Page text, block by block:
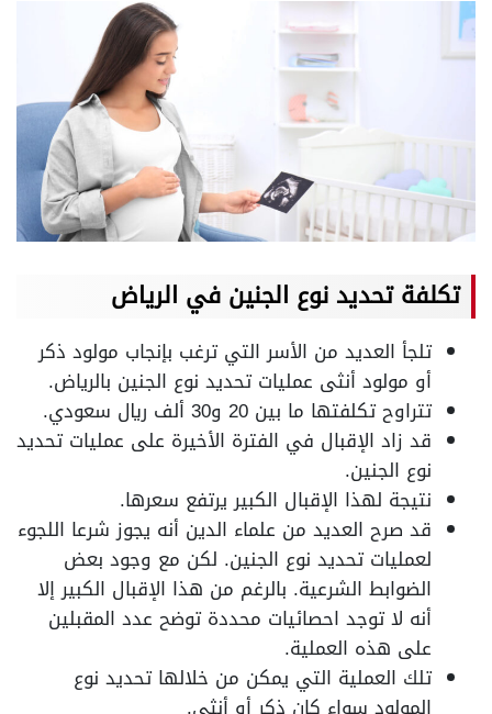
تكلفة تحديد نوع الجنين في الرياض
تلجأ العديد من الأسر التي ترغب بإنجاب مولود ذكر
أو مولود أنثى عمليات تحديد نوع الجنين بالرياض.
تتراوح تكلفتها ما بين 20 و30 ألف ريال سعودي.
قد زاد الإقبال في الفترة الأخيرة على عمليات تحديد
نوع الجنين.
نتيجة لهذا الإقبال الكبير يرتفع سعرها.
قد صرح العديد من علماء الدين أنه يجوز شرعا اللجوء
لعمليات تحديد نوع الجنين. لكن مع وجود بعض
الضوابط الشرعية. بالرغم من هذا الإقبال الكبير إلا
أنه لا توجد احصائيات محددة توضح عدد المقبلين
على هذه العملية.
تلك العملية التي يمكن من خلالها تحديد نوع